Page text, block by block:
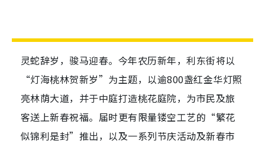
灵蛇辞岁，骏马迎春。今年农历新年，利东街将以
“灯海桃林贺新岁”为主题，以逾800盏红金华灯照
亮林荫大道，并于中庭打造桃花庭院，为市民及旅
客送上新春祝福。届时更有限量镂空工艺的“繁花
似锦利是封”推出，以及一系列节庆活动及新春市